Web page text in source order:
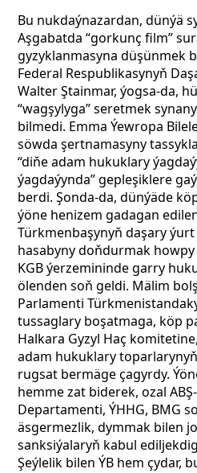
Bu nukdaýnazardan, dünýä
Aşgabatda “gorkunç film”
gyzyklanmasyna düşünmek
Federal Respublikasynyň
Walter Ştainmar, ýogsa-da,
“wagşylyga” seretmek
bilmedi. Emma Ýewropa
söwda şertnamasyny
“diňe adam hukuklary
ýagdaýynda” gepleşiklere
berdi. Şonda-da, dünýäde
ýöne henizem gadagan
Türkmenbaşynyň daşary
hasabyny doňdurmak
KGB ýerzemininde garry
ölenden soň geldi. Mälim
Parlamenti
tussaglary boşatmaga, köp
Halkara Gyzyl Haç
adam hukuklary
rugsat bermäge çagyrdy.
hemme zat biderek, ozal
Departamenti, ÝHHG, BMG
äsgermezlik, dymmak bilen
sanksiýalaryň kabul
Şeýlelik bilen ÝB hem çydar,